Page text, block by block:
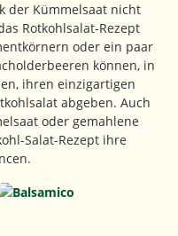
der Kümmelsaat nicht
Rotkohlsalat-Rezept
oder ein paar
können, in
ihren einzigartigen
abgeben. Auch
oder gemahlene
Salat-Rezept ihre